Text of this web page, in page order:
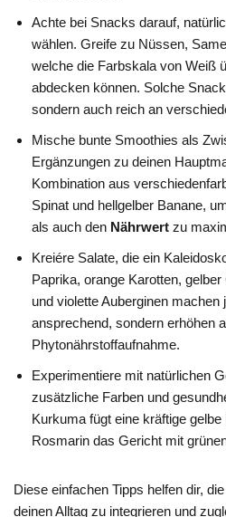
Achte bei Snacks darauf,
wählen. Greife zu Nüssen,
welche die Farbskala von Weiß
abdecken können. Solche
sondern auch reich an
Mische bunte Smoothies als
Ergänzungen zu deinen
Kombination aus
Spinat und hellgelber Banane,
als auch den Nährwert zu
Kreiére Salate, die ein
Paprika, orange Karotten,
und violette Auberginen
ansprechend, sondern erhöhen
Phytonährstoffaufnahme.
Experimentiere mit natürlichen
zusätzliche Farben und
Kurkuma fügt eine kräftige
Rosmarin das Gericht mit
Diese einfachen Tipps helfen dir,
deinen Alltag zu integrieren und